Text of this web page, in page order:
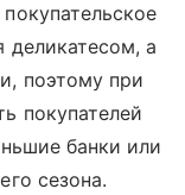
деликатесом, а
поэтому при
покупателей
банки или
сезона.